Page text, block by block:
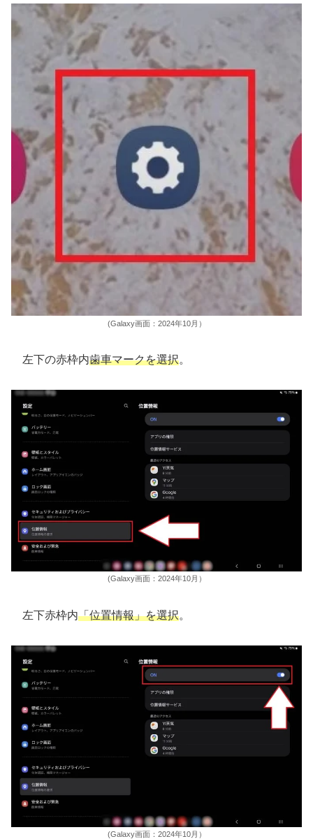
(Galaxy画面：2024年10月）
左下の赤枠内歯車マークを選択。
(Galaxy画面：2024年10月）
左下赤枠内「位置情報」を選択。
(Galaxy画面：2024年10月）